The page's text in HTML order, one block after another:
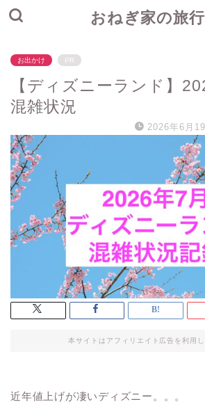
おねぎ家の旅
お出かけ PR
【ディズニーランド】
混雑状況
2026年6月19
本サイトはアフィリエイト広告を利用し
近年値上げが凄いディズニー。。。